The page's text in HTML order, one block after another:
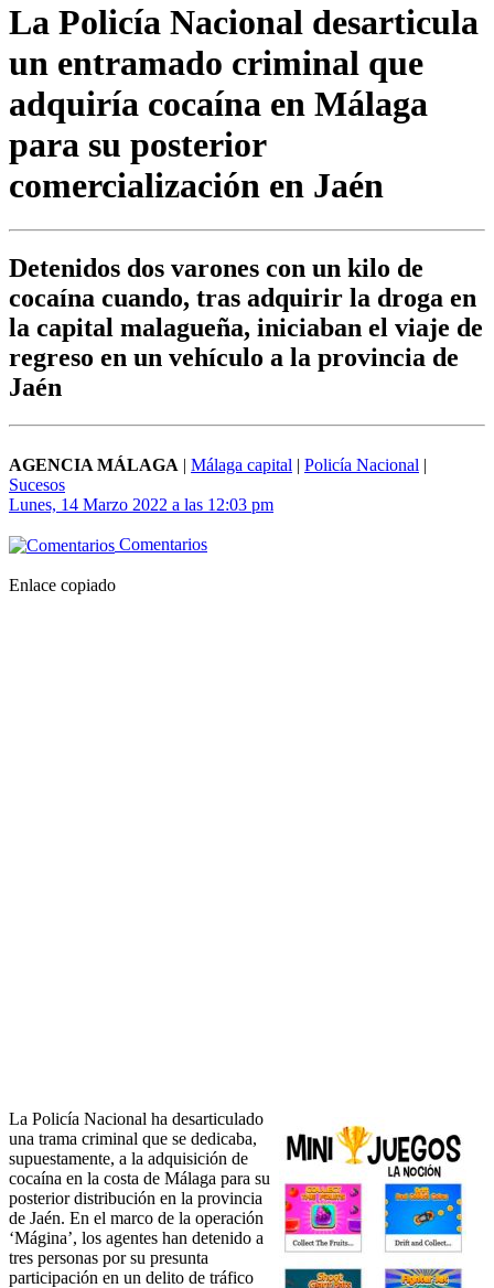
La Policía Nacional desarticula
un entramado criminal que
adquiría cocaína en Málaga
para su posterior
comercialización en Jaén
Detenidos dos varones con un kilo de
cocaína cuando, tras adquirir la droga en
la capital malagueña, iniciaban el viaje de
regreso en un vehículo a la provincia de
Jaén
AGENCIA MÁLAGA | Málaga capital | Policía Nacional |
Sucesos
Lunes, 14 Marzo 2022 a las 12:03 pm
Comentarios
Enlace copiado
La Policía Nacional ha desarticulado
una trama criminal que se dedicaba,
supuestamente, a la adquisición de
cocaína en la costa de Málaga para su
posterior distribución en la provincia
de Jaén. En el marco de la operación
‘Mágina’, los agentes han detenido a
tres personas por su presunta
participación en un delito de tráfico